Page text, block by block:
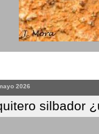
2026
silbador